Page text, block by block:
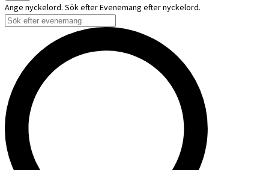
Ange nyckelord. Sök efter Evenemang efter nyckelord.